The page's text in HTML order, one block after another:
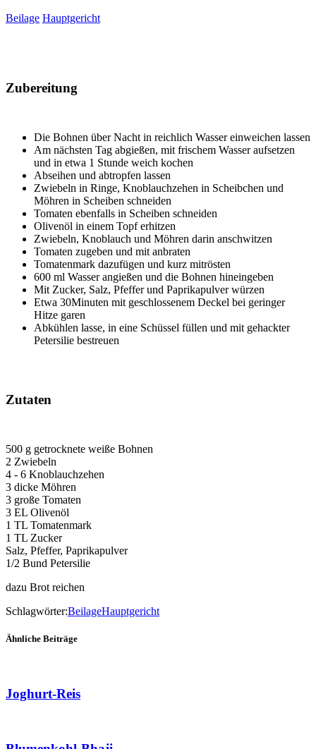
Beilage Hauptgericht
Zubereitung
Die Bohnen über Nacht in reichlich Wasser einweichen lassen
Am nächsten Tag abgießen, mit frischem Wasser aufsetzen
und in etwa 1 Stunde weich kochen
Abseihen und abtropfen lassen
Zwiebeln in Ringe, Knoblauchzehen in Scheibchen und
Möhren in Scheiben schneiden
Tomaten ebenfalls in Scheiben schneiden
Olivenöl in einem Topf erhitzen
Zwiebeln, Knoblauch und Möhren darin anschwitzen
Tomaten zugeben und mit anbraten
Tomatenmark dazufügen und kurz mitrösten
600 ml Wasser angießen und die Bohnen hineingeben
Mit Zucker, Salz, Pfeffer und Paprikapulver würzen
Etwa 30Minuten mit geschlossenem Deckel bei geringer
Hitze garen
Abkühlen lasse, in eine Schüssel füllen und mit gehackter
Petersilie bestreuen
Zutaten
500 g getrocknete weiße Bohnen
2 Zwiebeln
4 - 6 Knoblauchzehen
3 dicke Möhren
3 große Tomaten
3 EL Olivenöl
1 TL Tomatenmark
1 TL Zucker
Salz, Pfeffer, Paprikapulver
1/2 Bund Petersilie
dazu Brot reichen
Schlagwörter:BeilageHauptgericht
Ähnliche Beiträge
Joghurt-Reis